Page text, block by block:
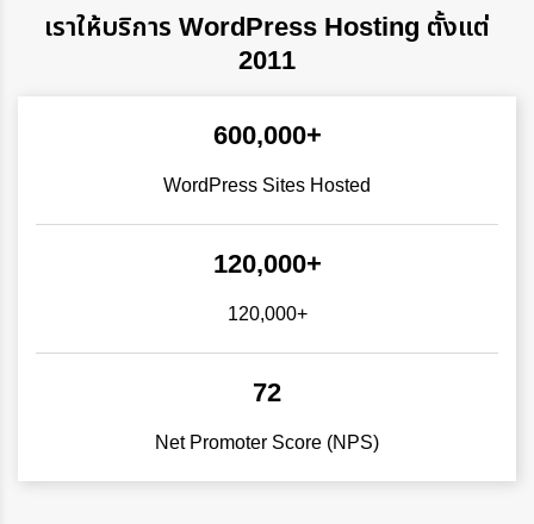
เราให้บริการ WordPress Hosting ตั้งแต่
2011
600,000+
WordPress Sites Hosted
120,000+
120,000+
72
Net Promoter Score (NPS)